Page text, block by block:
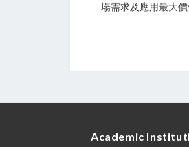
場需求及應用最大價
Academic